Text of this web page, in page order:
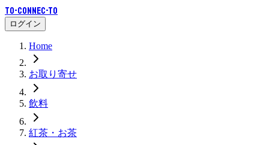
To-Connec-TO
ログイン
Home
お取り寄せ
飲料
紅茶・お茶